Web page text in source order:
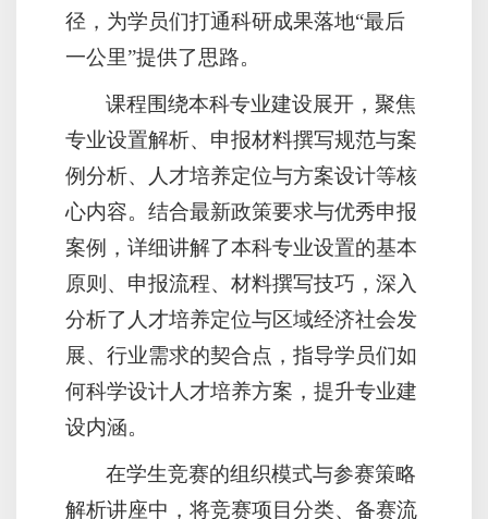
径，为学员们打通科研成果落地“最后
一公里”提供了思路。
课程围绕本科专业建设展开，聚焦
专业设置解析、申报材料撰写规范与案
例分析、人才培养定位与方案设计等核
心内容。结合最新政策要求与优秀申报
案例，详细讲解了本科专业设置的基本
原则、申报流程、材料撰写技巧，深入
分析了人才培养定位与区域经济社会发
展、行业需求的契合点，指导学员们如
何科学设计人才培养方案，提升专业建
设内涵。
在学生竞赛的组织模式与参赛策略
解析讲座中，将竞赛项目分类、备赛流